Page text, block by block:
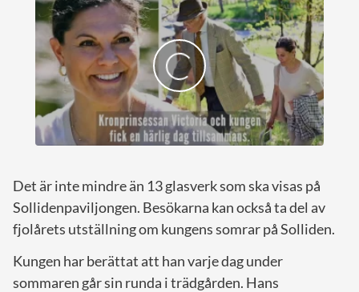
Det är inte mindre än 13 glasverk som ska visas på
Sollidenpaviljongen. Besökarna kan också ta del av
fjolårets utställning om kungens somrar på Solliden.
Kungen har berättat att han varje dag under
sommaren går sin runda i trädgården. Hans